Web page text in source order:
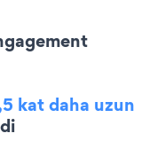
kat daha uzun